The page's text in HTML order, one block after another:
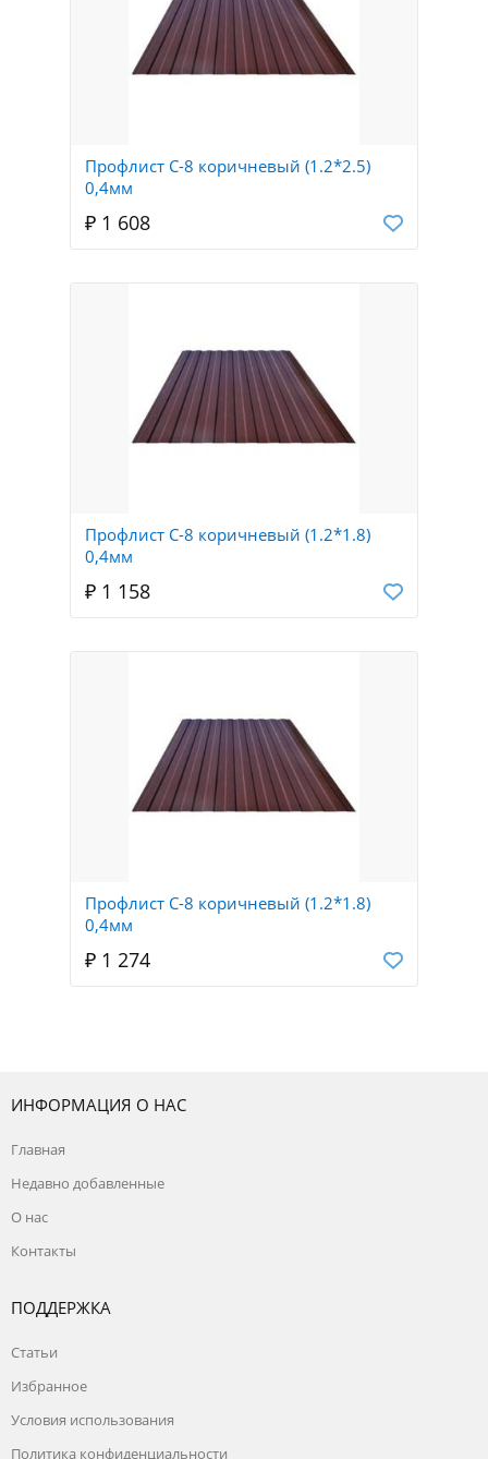
Профлист С-8 коричневый (1.2*2.5)
0,4мм
₽ 1 608
Профлист С-8 коричневый (1.2*1.8)
0,4мм
₽ 1 158
Профлист С-8 коричневый (1.2*1.8)
0,4мм
₽ 1 274
ИНФОРМАЦИЯ О НАС
Главная
Недавно добавленные
О нас
Контакты
ПОДДЕРЖКА
Статьи
Избранное
Условия использования
Политика конфиденциальности